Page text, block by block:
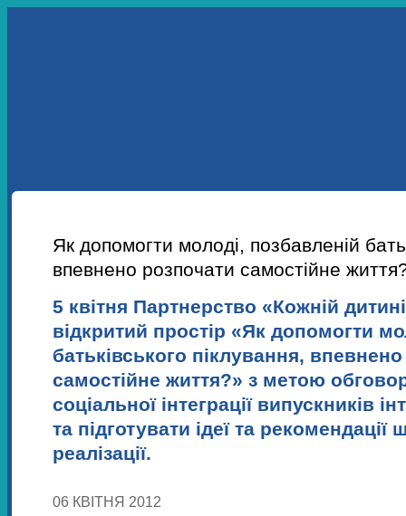
Як допомогти молоді, позбавленій
впевнено розпочати самостійне
5 квітня Партнерство «Кожній
відкритий простір «Як допомогти
батьківського піклування,
самостійне життя?» з метою
соціальної інтеграції випускників
та підготувати ідеї та рекомендації
реалізації.
06 КВІТНЯ 2012